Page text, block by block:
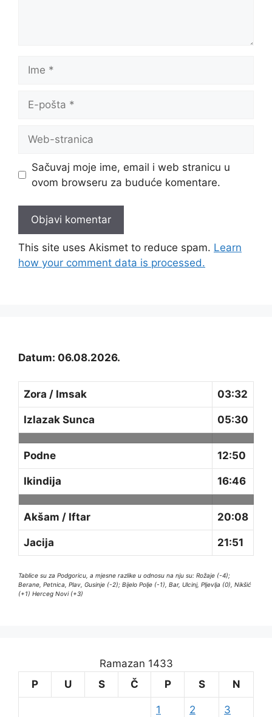
pošta
stranica
Sačuvaj moje ime, email i web stranicu u
ovom browseru za buduće komentare.
This site uses Akismet to reduce spam. Learn
how your comment data is processed.
Datum: 06.08.2026.
Zora / Imsak 03:32
Izlazak Sunca 05:30
Podne 12:50
Ikindija 16:46
Akšam / Iftar 20:08
Jacija 21:51
Tablice su za Podgoricu, a mjesne razlike u odnosu na nju su: Rožaje (-4);
Berane, Petnica, Plav, Gusinje (-2); Bijelo Polje (-1), Bar, Ulcinj, Pljevlja (0), Nikšić
(+1) Herceg Novi (+3)
Ramazan 1433
P
U S Č P S N
1 2 3